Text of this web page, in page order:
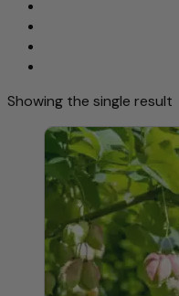
Showing the single result